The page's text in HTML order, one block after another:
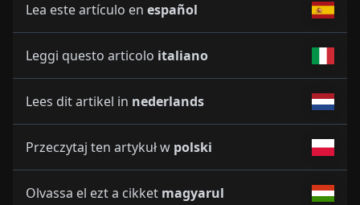
Lea este artículo en español
Leggi questo articolo italiano
Lees dit artikel in nederlands
Przeczytaj ten artykuł w polski
Olvassa el ezt a cikket magyarul